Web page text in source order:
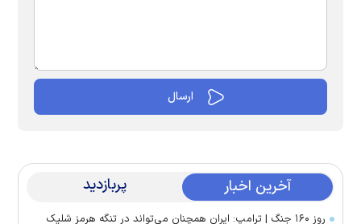
آخرین اخبار پربازدید
روز ۱۶۰ جنگ | ترامپ: ایران همچنان می‌تواند در تنگه هرمز شلیک